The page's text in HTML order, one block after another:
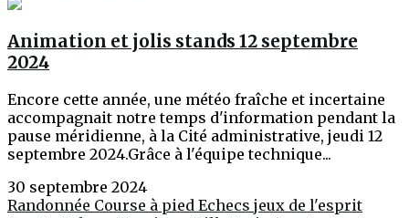
Animation et jolis stands 12 septembre
2024
Encore cette année, une météo fraîche et incertaine
accompagnait notre temps d'information pendant la
pause méridienne, à la Cité administrative, jeudi 12
septembre 2024.Grâce à l'équipe technique...
30 septembre 2024
Randonnée Course à pied Echecs jeux de l'esprit